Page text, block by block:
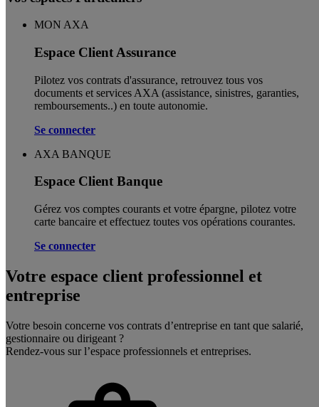
MON AXA
Espace Client Assurance
Pilotez vos contrats d'assurance, retrouvez tous vos
documents et services AXA (assistance, sinistres, garanties,
remboursements..) en toute autonomie. ​
Se connecter
AXA BANQUE
Espace Client Banque
Gérez vos comptes courants et votre épargne, pilotez votre
carte bancaire et effectuez toutes vos opérations courantes.
Se connecter
Votre espace client professionnel et
entreprise
Votre besoin concerne vos contrats d’entreprise en tant que salarié,
gestionnaire ou dirigeant ?
Rendez-vous sur l’espace professionnels et entreprises.